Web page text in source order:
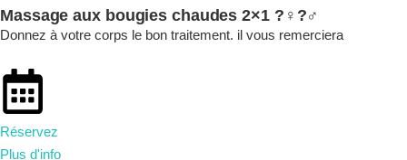
Massage aux bougies chaudes 2×1 ?‍♀️?‍♂️
Donnez à votre corps le bon traitement. il vous remerciera
Réservez
Plus d'info